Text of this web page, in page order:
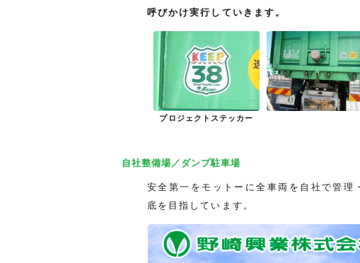
呼びかけ実行していきます。
プロジェクトステッカー
自社整備場／ダンプ駐車場
安全第一をモットーに全車両を自社で管
底を目指しています。